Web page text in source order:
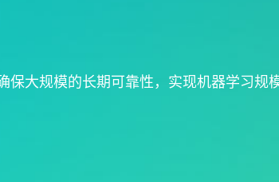
保大规模的长期可靠性，实现机器学习规